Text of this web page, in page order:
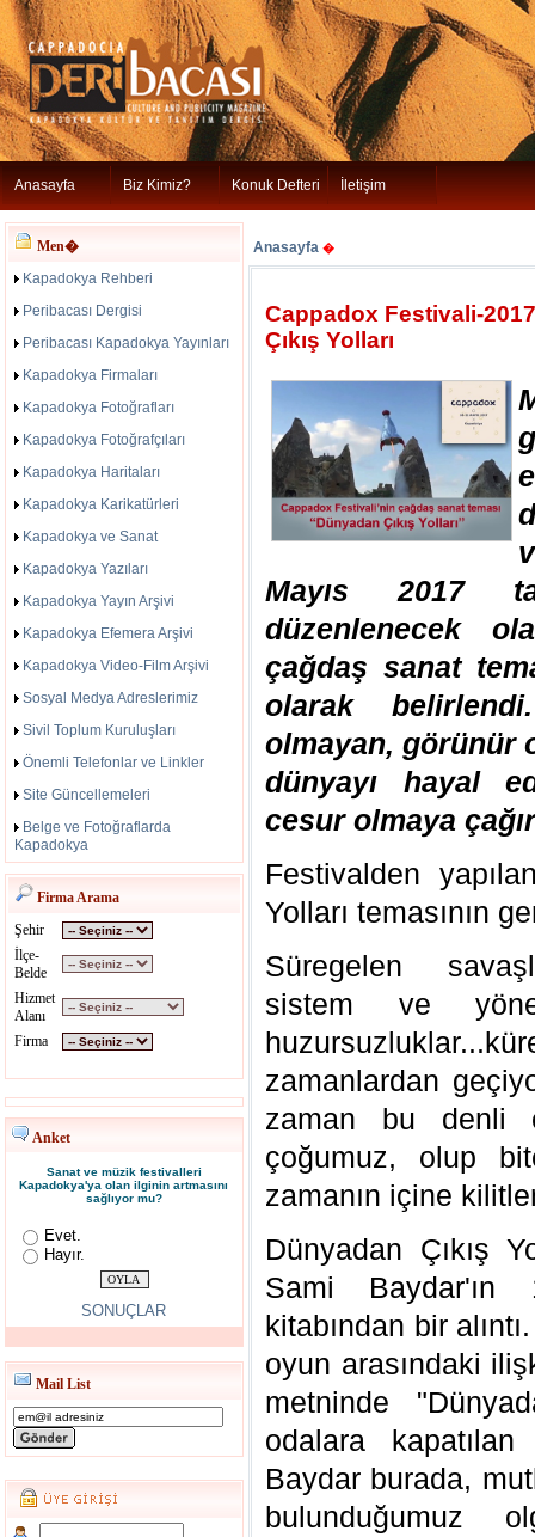
Anasayfa Biz Kimiz? Konuk Defteri İletişim
Men�
Kapadokya Rehberi
Peribacası Dergisi
Peribacası Kapadokya Yayınları
Kapadokya Firmaları
Kapadokya Fotoğrafları
Kapadokya Fotoğrafçıları
Kapadokya Haritaları
Kapadokya Karikatürleri
Kapadokya ve Sanat
Kapadokya Yazıları
Kapadokya Yayın Arşivi
Kapadokya Efemera Arşivi
Kapadokya Video-Film Arşivi
Sosyal Medya Adreslerimiz
Sivil Toplum Kuruluşları
Önemli Telefonlar ve Linkler
Site Güncellemeleri
Belge ve Fotoğraflarda
Kapadokya
Firma Arama
Şehir
İlçe-
Belde
Hizmet
Alanı
Firma
Anket
Sanat ve müzik festivalleri
Kapadokya'ya olan ilginin artmasını
sağlıyor mu?
Evet.
Hayır.
SONUÇLAR
Mail List
Anasayfa �
Cappadox Festivali-
Çıkış Yolları
Mayıs 2017
düzenlenecek
çağdaş sanat
olarak
olmayan, görünür
dünyayı hayal
cesur olmaya
Festivalden
Yolları temasının
Süregelen
sistem ve
zamanlardan
zaman bu denli
çoğumuz, olup
zamanın içine
Dünyadan Çıkış
Sami Baydar'ın
kitabından bir
oyun arasındaki
metninde
odalara
Baydar burada,
bulunduğumuz